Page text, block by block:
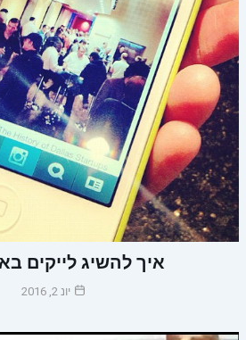
איך להשיג לייקים
יונ 2, 2016